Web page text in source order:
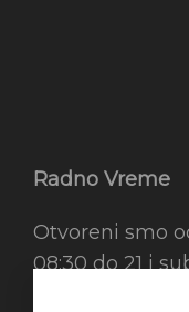
Radno Vreme
Otvoreni smo
08:30 do 21 i